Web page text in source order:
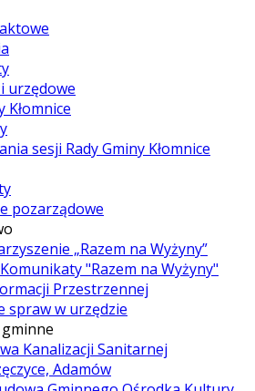
urzędowe
Kłomnice
sesji Rady Gminy Kłomnice
pozarządowe
„Razem na Wyżyny”
Komunikaty "Razem na Wyżyny"
Przestrzennej
spraw w urzędzie
Kanalizacji Sanitarnej
Adamów